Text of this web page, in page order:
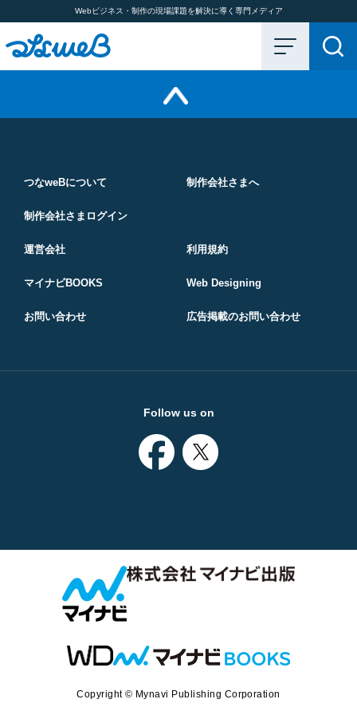
Webビジネス・制作の現場課題を解決に導く専門メディア
つなweBについて 制作会社さまへ
制作会社さまログイン
運営会社 利用規約
マイナビBOOKS Web Designing
お問い合わせ 広告掲載のお問い合わせ
Follow us on
Copyright © Mynavi Publishing Corporation